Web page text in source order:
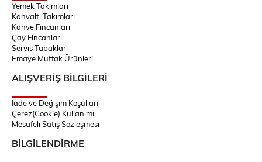
Yemek Takımları
Kahvaltı Takımları
Kahve Fincanları
Çay Fincanları
Servis Tabakları
Emaye Mutfak Ürünleri
ALIŞVERİŞ BİLGİLERİ
İade ve Değişim Koşulları
Çerez(Cookie) Kullanımı
Mesafeli Satış Sözleşmesi
BİLGİLENDİRME